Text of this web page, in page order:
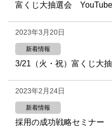
富くじ大抽選会
2023年3月20日
新着情報
3/21（火・祝）富くじ大
2023年2月24日
新着情報
採用の成功戦略セミナー